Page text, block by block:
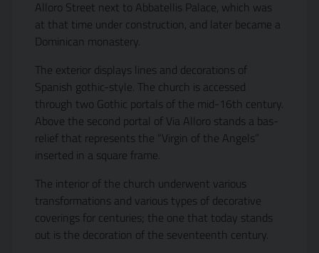
Alloro Street next to Abbatellis Palace, which was
at that time under construction, and later became a
Dominican monastery.
The exterior displays lines and decorations of
Spanish gothic-style. The church is accessed
through two Gothic portals of the mid-16th century.
Above the second portal of Via Alloro stands a bas-
relief that represents the “Virgin of the Angels”
inserted in a square frame.
The interior of the church underwent various
transformations and various types of decorative
coverings for centuries; the one that today stands
out is the decoration of the seventeenth century.